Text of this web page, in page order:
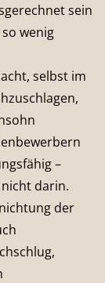
sein
wenig
selbst im
–
darin.
der